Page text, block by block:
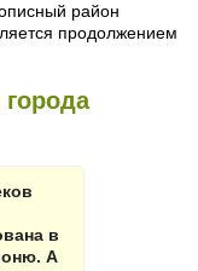
район
продолжением
в
А